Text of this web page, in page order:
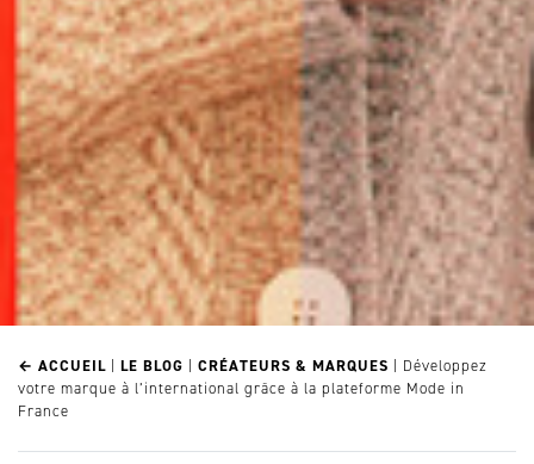
← ACCUEIL | LE BLOG | CRÉATEURS & MARQUES | Développez
votre marque à l’international grâce à la plateforme Mode in
France